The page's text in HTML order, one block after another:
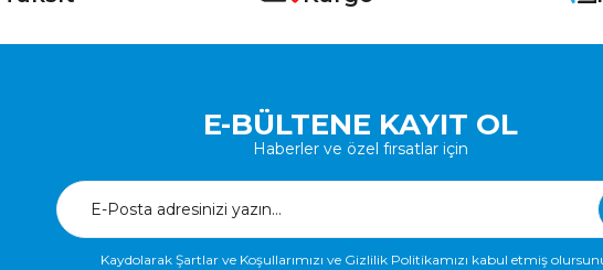
E-BÜLTENE KAYIT OL
Haberler ve özel fırsatlar için
Kaydolarak Şartlar ve Koşullarımızı ve Gizlilik Politikamızı kabul etmiş